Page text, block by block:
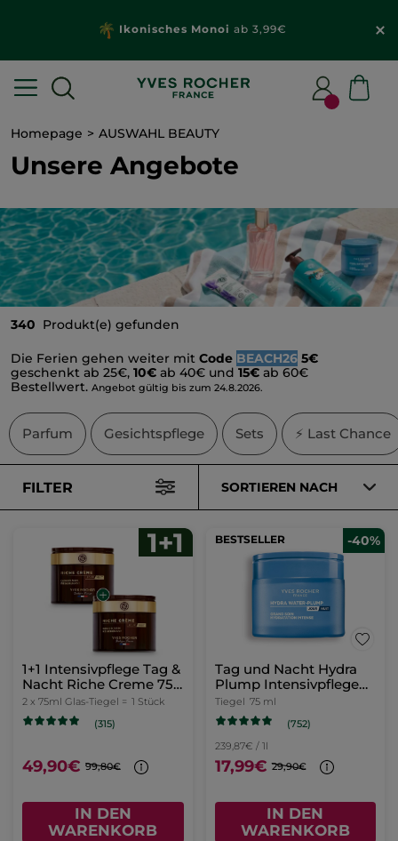
Ikonisches Monoi ab 3,99€
Homepage AUSWAHL BEAUTY
Unsere Angebote
340 Produkt(e) gefunden
Die Ferien gehen weiter mit Code BEACH26 5€
geschenkt ab 25€, 10€ ab 40€ und 15€ ab 60€
Bestellwert. Angebot gültig bis zum 24.8.2026.
Parfum Gesichtspflege Sets ⚡ Last Chance
FILTER SORTIEREN NACH
1+1 Intensivpflege Tag &
Nacht Riche Creme 75
ml
2 x 75ml Glas-Tiegel = 1 Stück
(315)
49,90€ 99,80€
IN DEN
WARENKORB
BESTSELLER -40%
Tag und Nacht Hydra
Plump Intensivpflege
75ml
Tiegel 75 ml
(752)
239,87€ / 1l
17,99€ 29,90€
IN DEN
WARENKORB